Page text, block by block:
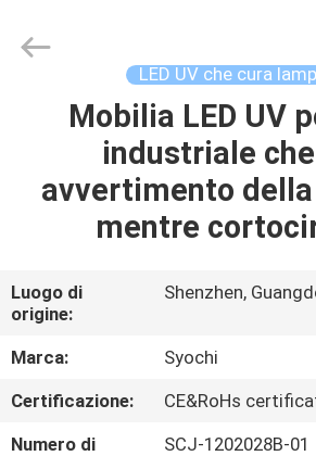
CASA
PRODOTTI
NOI
GIRO
DELLA
FABBRICA
Syochi
Electronics
LED UV che cura
Mobilia LED UV
industriale
avvertimento
mentre
Luogo di
origine:
Shenzhen,
Marca:
Syochi
Certificazione:
CE&RoHs
Numero di
SCJ-1202028B-01